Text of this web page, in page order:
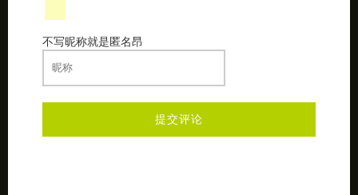
不写昵称就是匿名昂